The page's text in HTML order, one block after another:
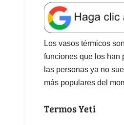
a
t
s
A
p
p
e
b
o
o
k
k
e
d
I
n
l
Los vasos térmicos
funciones que los han
las personas ya no
más populares del
Termos Yeti